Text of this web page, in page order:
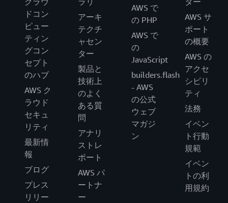
ドコン
ピュー
ティン
グコン
セプト
のハブ
AWS ク
ラウド
セキュ
リティ
最新情
報
ブログ
プレス
リリー
アーキ
テクチ
ャセン
ター
製品と
技術上
のよく
ある質
問
アナリ
ストレ
ポート
AWS パ
ートナ
ー
AWS で
の PHP
AWS で
の
JavaScript
builders.flash
- AWS
の公式
ウェブ
マガジ
ン
AWS サ
ポート
の概要
AWS の
アクセ
シビリ
ティ
法務
イベン
ト行動
規範
イベン
トの利
用規約